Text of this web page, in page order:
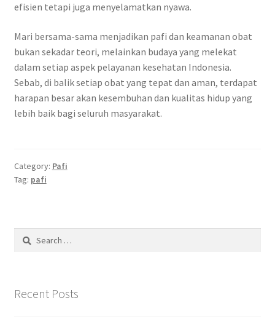
efisien tetapi juga menyelamatkan nyawa.
Mari bersama-sama menjadikan pafi dan keamanan obat
bukan sekadar teori, melainkan budaya yang melekat
dalam setiap aspek pelayanan kesehatan Indonesia.
Sebab, di balik setiap obat yang tepat dan aman, terdapat
harapan besar akan kesembuhan dan kualitas hidup yang
lebih baik bagi seluruh masyarakat.
Category: Pafi
Tag: pafi
Search
Recent Posts